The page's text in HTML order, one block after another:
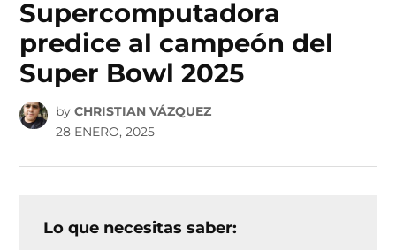
Supercomputadora
predice al campeón del
Super Bowl 2025
by CHRISTIAN VÁZQUEZ
28 ENERO, 2025
Lo que necesitas saber: